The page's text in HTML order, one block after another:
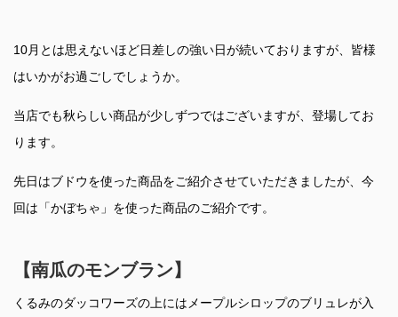
10月とは思えないほど日差しの強い日が続いておりますが、皆様
はいかがお過ごしでしょうか。
当店でも秋らしい商品が少しずつではございますが、登場してお
ります。
先日はブドウを使った商品をご紹介させていただきましたが、今
回は「かぼちゃ」を使った商品のご紹介です。
【南瓜のモンブラン】
くるみのダッコワーズの上にはメープルシロップのブリュレが入